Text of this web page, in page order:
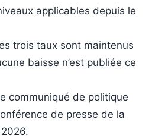
applicables depuis le
trois taux sont maintenus
baisse n’est publiée ce
communiqué de politique
de presse de la